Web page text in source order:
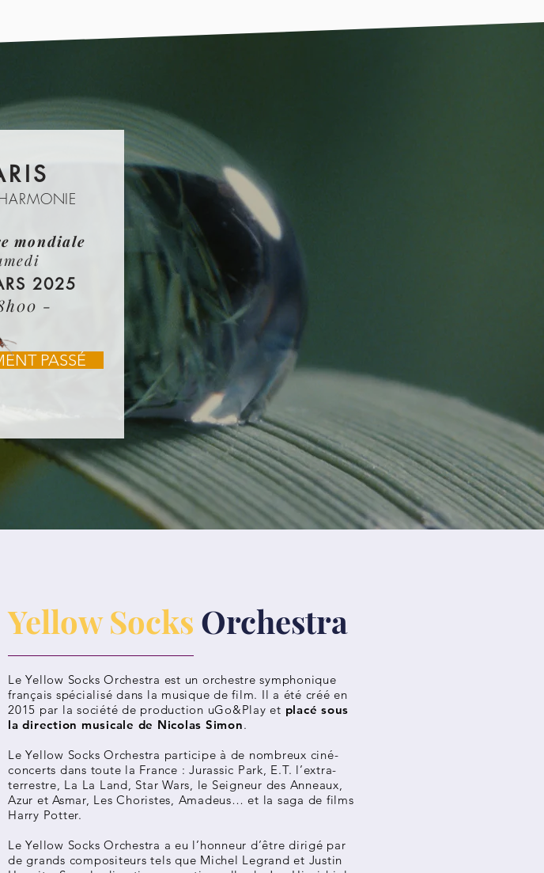
mondiale
2025
-
PASSÉ
Yellow Socks Orchestra
LeYellow Socks Orchestra est un orchestre symphonique
français spécialisé dans la musique de film. Il a été créé en
2015 par la société de production uGo&Play et placé sous
la direction musicale de Nicolas Simon.
Le Yellow Socks Orchestra participe à de nombreux ciné-
concerts dans toute la France : Jurassic Park, E.T. l’extra-
terrestre, La La Land, Star Wars, le Seigneur des Anneaux,
Azur et Asmar, Les Choristes, Amadeus… et la saga de films
Harry Potter.
Le Yellow Socks Orchestra a eu l’honneur d’être dirigé par
de grands compositeurs tels que Michel Legrand et Justin